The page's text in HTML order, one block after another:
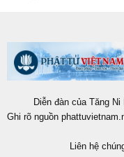
Diễn đàn của Tăng
Ghi rõ nguồn
Liên hệ